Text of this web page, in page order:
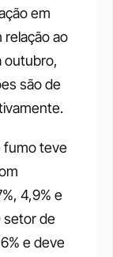
em
ao
outubro,
são de
fumo teve
4,9% e
setor de
e deve